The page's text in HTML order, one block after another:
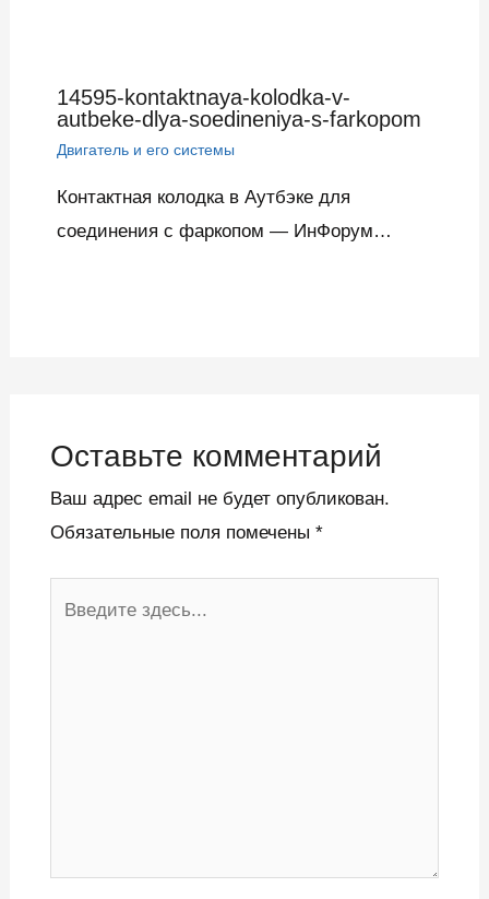
14595-kontaktnaya-kolodka-v-
autbeke-dlya-soedineniya-s-farkopom
Двигатель и его системы
Контактная колодка в Аутбэке для
соединения с фаркопом — ИнФорум…
Оставьте комментарий
Ваш адрес email не будет опубликован.
Обязательные поля помечены *